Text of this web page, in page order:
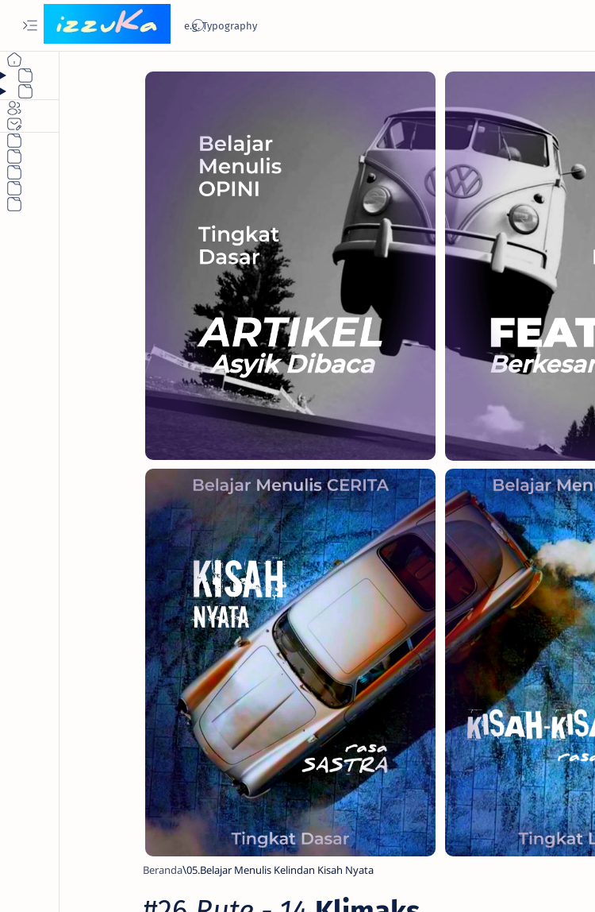
Beranda 05.Belajar Menulis Kelindan Kisah Nyata